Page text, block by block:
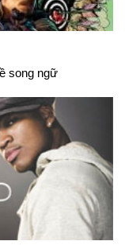
song ngữ